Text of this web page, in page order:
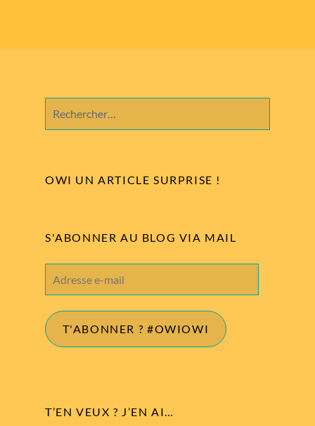
OWI UN ARTICLE SURPRISE !
S'ABONNER AU BLOG VIA MAIL
T'ABONNER ? #OWIOWI
T’EN VEUX ? J’EN AI…